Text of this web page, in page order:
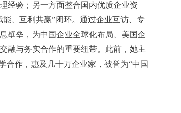
经验；另一方面整合国内优质企业资
、互利共赢”闭环。通过企业互访、专
壁垒，为中国企业全球化布局、美国企
融与务实合作的重要纽带。此前，她主
合作，惠及几十万企业家，被誉为“中国